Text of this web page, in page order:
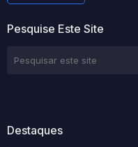
Pesquise Este Site
Destaques